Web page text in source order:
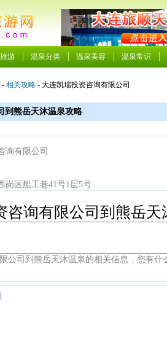
游 温泉分类 温泉美容 温泉常识
- 相关攻略 - 大连凯瑞投资咨询有限公司
到熊岳天沐温泉攻略
询有限公司
岗区船工巷41号1层5号
咨询有限公司到熊岳天
公司到熊岳天沐温泉的相关信息，您有什